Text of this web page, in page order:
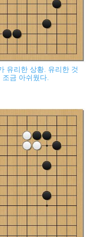
유리한 상황. 유리한 것
금 아쉬웠다.